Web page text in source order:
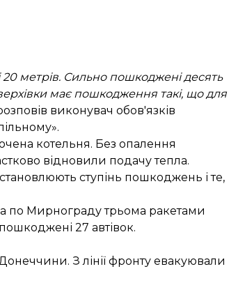
20 метрів. Сильно пошкоджені десять
має пошкодження такі, що для
виконувач обов'язків
котельня. Без опалення
відновили подачу тепла.
ступінь пошкоджень і те,
по Мирнограду трьома ракетами
27 автівок.
З лінії фронту евакуювали